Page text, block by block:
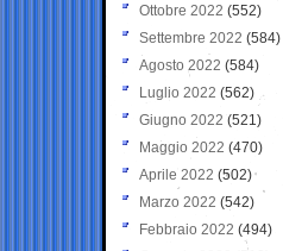
Ottobre 2022 (552)
Settembre 2022 (584)
Agosto 2022 (584)
Luglio 2022 (562)
Giugno 2022 (521)
Maggio 2022 (470)
Aprile 2022 (502)
Marzo 2022 (542)
Febbraio 2022 (494)